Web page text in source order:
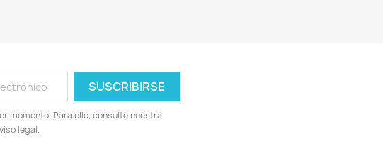
momento. Para ello, consulte nuestra
legal.